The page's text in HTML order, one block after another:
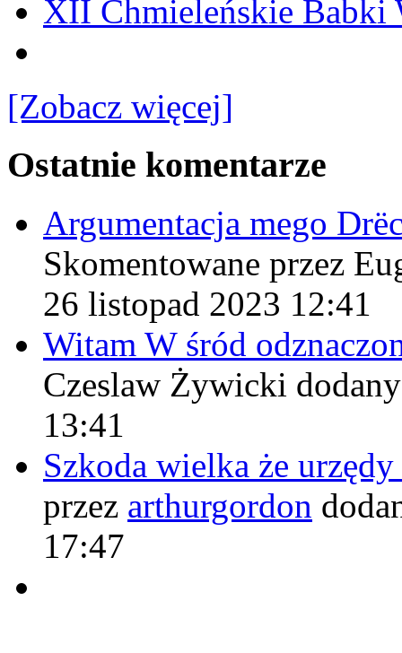
XII Chmieleńskie Babki
[Zobacz więcej]
Ostatnie komentarze
Argumentacja mego
Skomentowane przez
26 listopad 2023 12:41
Witam W śród
Czeslaw Żywicki
13:41
Szkoda wielka że
przez arthurgordon
17:47